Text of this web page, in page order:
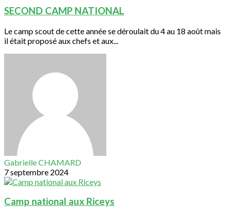
SECOND CAMP NATIONAL
Le camp scout de cette année se déroulait du 4 au 18 août mais
il était proposé aux chefs et aux...
Gabrielle CHAMARD
7 septembre 2024
Camp national aux Riceys